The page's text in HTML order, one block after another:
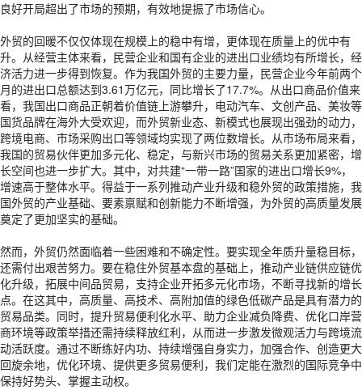
良好开局超出了市场的预期，有效地提振了市场信心。
外贸的回暖不仅仅体现在规模上的稳中有增，更体现在质量上的优中有
升。从经营主体来看，民营企业和国有企业的进出口业绩均有所增长，经
济活力进一步得到恢复。作为我国外贸的主要力量，民营企业今年前两个
月的进出口总额达到3.61万亿元，同比增长了17.7%。从出口商品价值来
看，我国出口商品正朝着价值链上游攀升，电动汽车、文创产品、美妆等
国货品牌在海外大受欢迎，而外贸新业态、新模式也展现出强劲的动力，
跨境电商、市场采购出口等领域均实现了两位数增长。从市场布局来看，
我国的贸易伙伴更加多元化、稳定，与新兴市场的贸易关系更加紧密，增
长空间也进一步扩大。其中，对共建“一带一路”国家的进出口增长9%，
增速高于整体水平。得益于一系列推动产业升级和稳外贸的政策措施，我
国外贸的产业基础、要素禀赋和创新能力不断增强，为外贸的高质量发展
奠定了更加坚实的基础。
然而，外贸仍然面临着一些困难和不确定性。要实现全年质升量稳目标，
还需付出艰苦努力。要在稳住外贸基本盘的基础上，推动产业链供应链优
化升级，拓展中间品贸易，支持企业开拓多元化市场，不断寻找新的增长
点。在这其中，高质量、高技术、高附加值的绿色低碳产品是具有潜力的
贸易品类。同时，提升贸易便利化水平、助力企业减负降费、优化口岸营
商环境等政策举措还需持续释放红利，从而进一步激发微观活力与跨境流
动活跃度。通过不断练好内功、持续增强自身实力，加强合作、创造更大
回旋余地，优化环境、提供更多贸易便利，我们定能在激烈的国际竞争中
保持好势头、掌握主动权。